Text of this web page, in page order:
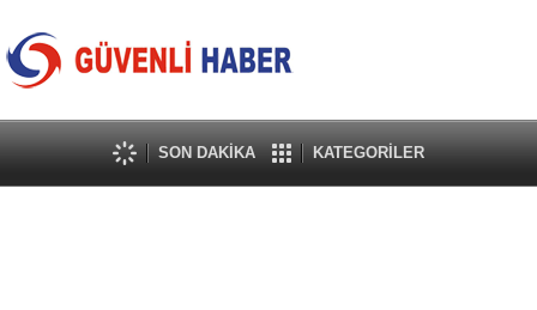
SON DAKİKA KATEGORİLER